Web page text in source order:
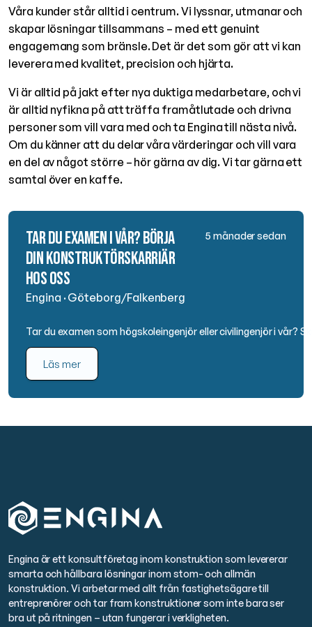
Våra kunder står alltid i centrum. Vi lyssnar, utmanar och
skapar lösningar tillsammans – med ett genuint
engagemang som bränsle. Det är det som gör att vi kan
leverera med kvalitet, precision och hjärta.
Vi är alltid på jakt efter nya duktiga medarbetare, och vi
är alltid nyfikna på att träffa framåtlutade och drivna
personer som vill vara med och ta Engina till nästa nivå.
Om du känner att du delar våra värderingar och vill vara
en del av något större – hör gärna av dig. Vi tar gärna ett
samtal över en kaffe.
Tar du examen i vår? Börja
din konstruktörskarriär
hos oss
Engina · Göteborg/Falkenberg
Tar du examen som högskoleingenjör eller civilingenjör i
Läs mer
5 månader sedan
Engina är ett konsultföretag inom konstruktion som levererar
smarta och hållbara lösningar inom stom- och allmän
konstruktion. Vi arbetar med allt från fastighetsägare till
entreprenörer och tar fram konstruktioner som inte bara ser
bra ut på ritningen – utan fungerar i verkligheten.